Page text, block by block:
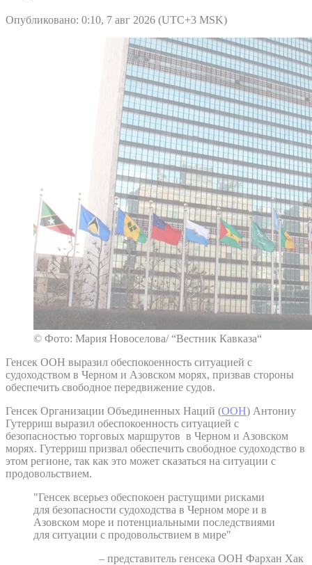
Опубликовано: 0:10, 7 авг 2026 (UTC+3 MSK)
© Фото: Мария Новоселова/ “Вестник Кавказа“
Генсек ООН выразил обеспокоенность ситуацией с
судоходством в Черном и Азовском морях, призвав стороны
обеспечить свободное передвижение судов.
Генсек Организации Объединенных Наций (ООН) Антониу
Гутерриш выразил обеспокоенность ситуацией с
безопасностью торговых маршрутов в Черном и Азовском
морях. Гутерриш призвал обеспечить свободное судоходство в
этом регионе, так как это может сказаться на ситуации с
продовольствием.
"Генсек всерьез обеспокоен растущими рисками
для безопасности судоходства в Черном море и в
Азовском море и потенциальными последствиями
для ситуации с продовольствием в мире"
– представитель генсека ООН Фархан Хак